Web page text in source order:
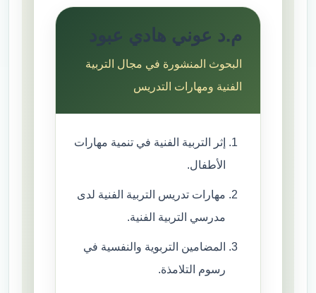
م.د عوني هادي عبود
البحوث المنشورة في مجال التربية
الفنية ومهارات التدريس
إثر التربية الفنية في تنمية مهارات
الأطفال.
مهارات تدريس التربية الفنية لدى
مدرسي التربية الفنية.
المضامين التربوية والنفسية في
رسوم التلامذة.